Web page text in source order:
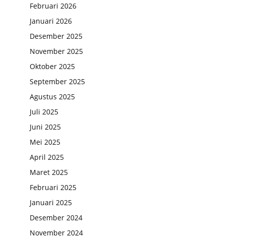
Februari 2026
Januari 2026
Desember 2025
November 2025
Oktober 2025
September 2025
Agustus 2025
Juli 2025
Juni 2025
Mei 2025
April 2025
Maret 2025
Februari 2025
Januari 2025
Desember 2024
November 2024